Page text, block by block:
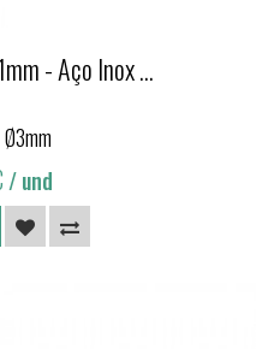
- Aço Inox ...
Ø3mm
/ und